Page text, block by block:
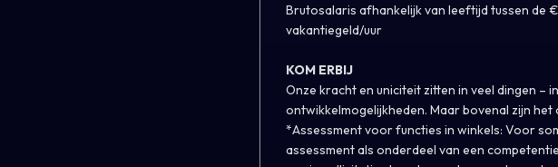
Brutosalaris afhankelijk van leeftijd tussen de
vakantiegeld/uur
KOM ERBIJ
Onze kracht en uniciteit zitten in veel dingen –
ontwikkelmogelijkheden. Maar bovenal zijn
*Assessment voor functies in winkels: Voor
assessment als onderdeel van een